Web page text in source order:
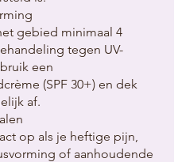
gebied minimaal 4
tegen UV-
een
(SPF 30+) en dek
af.
op als je heftige pijn,
of aanhoudende